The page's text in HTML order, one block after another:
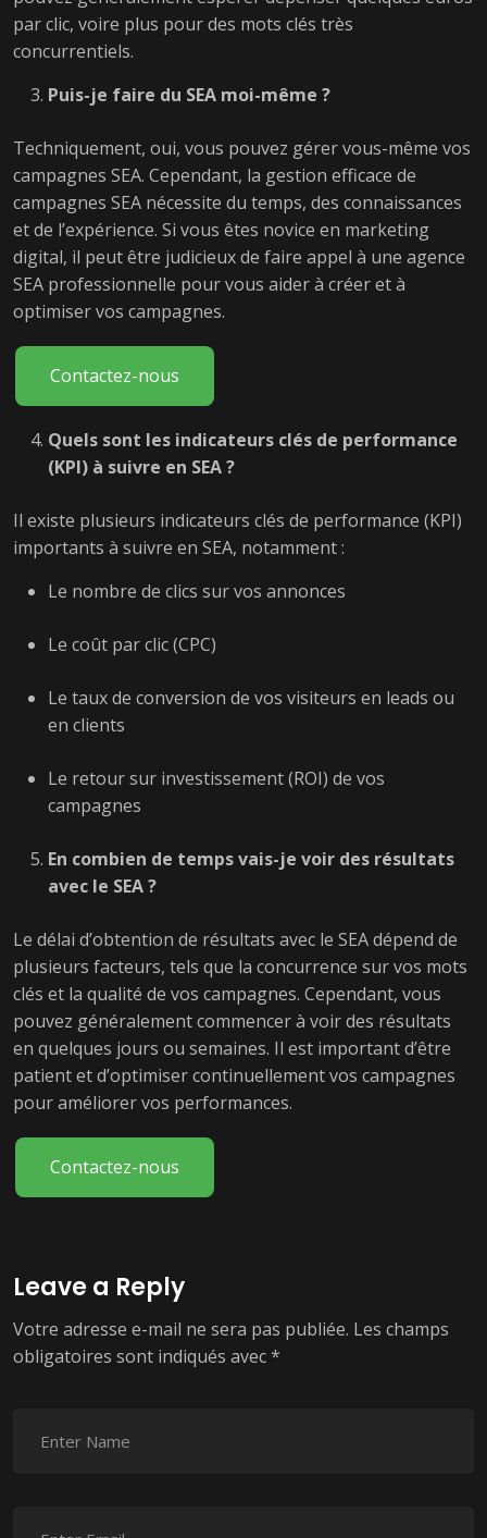
par clic, voire plus pour des mots clés très
concurrentiels.
Puis-je faire du SEA moi-même ?
Techniquement, oui, vous pouvez gérer vous-même vos
campagnes SEA. Cependant, la gestion efficace de
campagnes SEA nécessite du temps, des connaissances
et de l’expérience. Si vous êtes novice en marketing
digital, il peut être judicieux de faire appel à une agence
SEA professionnelle pour vous aider à créer et à
optimiser vos campagnes.
Contactez-nous
Quels sont les indicateurs clés de performance
(KPI) à suivre en SEA ?
Il existe plusieurs indicateurs clés de performance (KPI)
importants à suivre en SEA, notamment :
Le nombre de clics sur vos annonces
Le coût par clic (CPC)
Le taux de conversion de vos visiteurs en leads ou
en clients
Le retour sur investissement (ROI) de vos
campagnes
En combien de temps vais-je voir des résultats
avec le SEA ?
Le délai d’obtention de résultats avec le SEA dépend de
plusieurs facteurs, tels que la concurrence sur vos mots
clés et la qualité de vos campagnes. Cependant, vous
pouvez généralement commencer à voir des résultats
en quelques jours ou semaines. Il est important d’être
patient et d’optimiser continuellement vos campagnes
pour améliorer vos performances.
Contactez-nous
Leave a Reply
Votre adresse e-mail ne sera pas publiée. Les champs
obligatoires sont indiqués avec*